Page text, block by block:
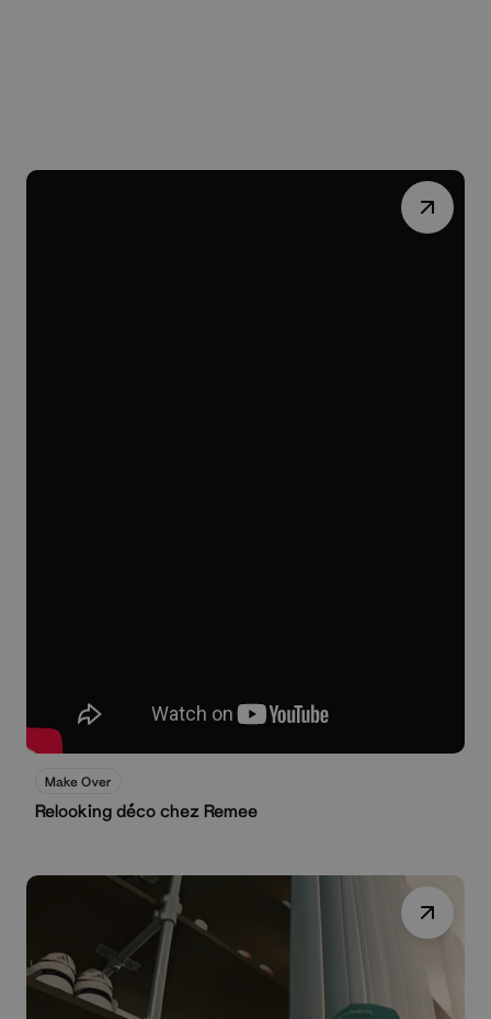
Schau jetzt
Make Over
Relooking déco chez Remee